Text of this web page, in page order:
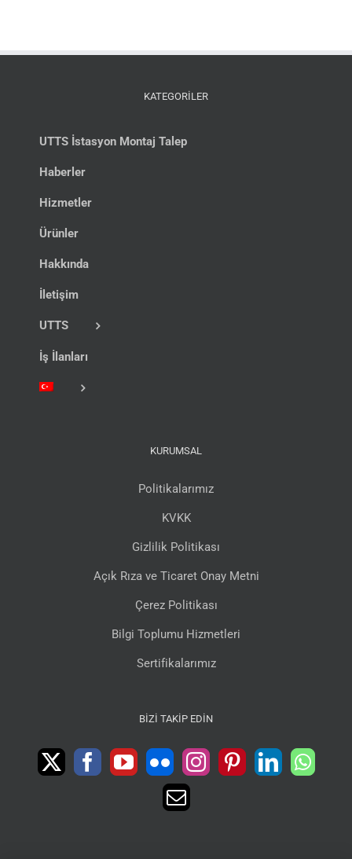
KATEGORİLER
UTTS İstasyon Montaj Talep
Haberler
Hizmetler
Ürünler
Hakkında
İletişim
UTTS
İş İlanları
KURUMSAL
Politikalarımız
KVKK
Gizlilik Politikası
Açık Rıza ve Ticaret Onay Metni
Çerez Politikası
Bilgi Toplumu Hizmetleri
Sertifikalarımız
BIZI TAKIP EDIN